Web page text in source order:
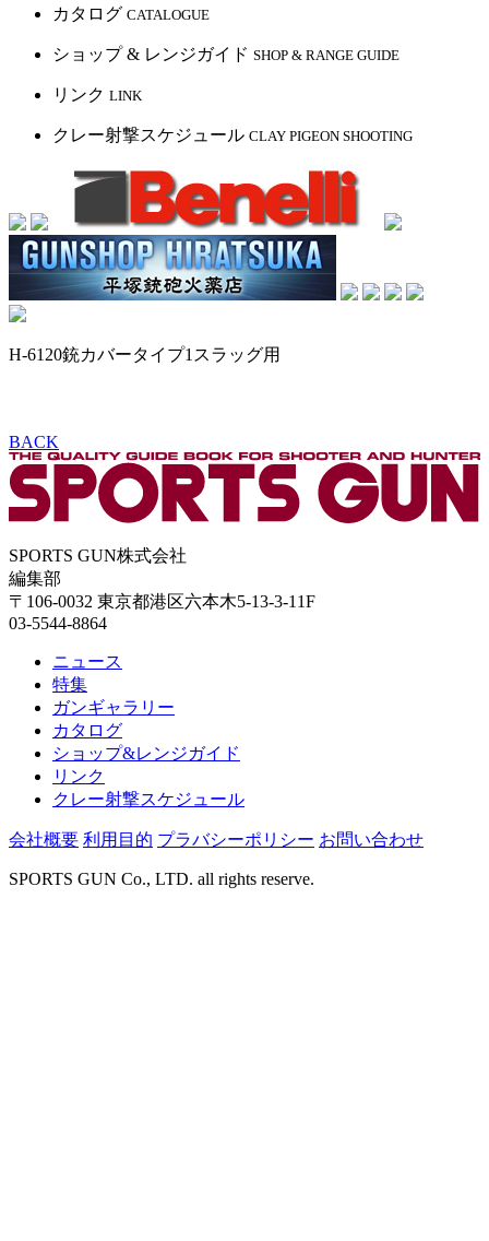
カタログ CATALOGUE
ショップ & レンジガイド SHOP & RANGE GUIDE
リンク LINK
クレー射撃スケジュール CLAY PIGEON SHOOTING
H-6120銃カバータイプ1スラッグ用
BACK
SPORTS GUN株式会社
編集部
〒106-0032 東京都港区六本木5-13-3-11F
03-5544-8864
ニュース
特集
ガンギャラリー
カタログ
ショップ&レンジガイド
リンク
クレー射撃スケジュール
会社概要 利用目的 プラバシーポリシー お問い合わせ
SPORTS GUN Co., LTD. all rights reserve.